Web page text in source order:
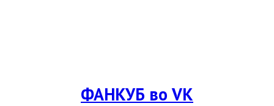
ФАНКУБ во VK